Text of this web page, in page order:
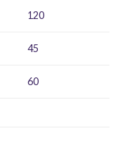
120
45
60